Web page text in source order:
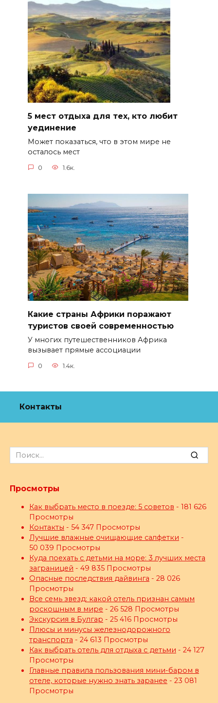
5 мест отдыха для тех, кто любит
уединение
Может показаться, что в этом мире не
осталось мест
0 1.6к.
Какие страны Африки поражают
туристов своей современностью
У многих путешественников Африка
вызывает прямые ассоциации
0 1.4к.
Контакты
Search
for:
Просмотры
Как выбрать место в поезде: 5 советов - 181 626
Просмотры
Контакты - 54 347 Просмотры
Лучшие влажные очищающие салфетки -
50 039 Просмотры
Куда поехать с детьми на море: 3 лучших места
заграницей - 49 835 Просмотры
Опасные последствия дайвинга - 28 026
Просмотры
Все семь звезд: какой отель признан самым
роскошным в мире - 26 528 Просмотры
Экскурсия в Булгар - 25 416 Просмотры
Плюсы и минусы железнодорожного
транспорта - 24 613 Просмотры
Как выбрать отель для отдыха с детьми - 24 127
Просмотры
Главные правила пользования мини-баром в
отеле, которые нужно знать заранее - 23 081
Просмотры